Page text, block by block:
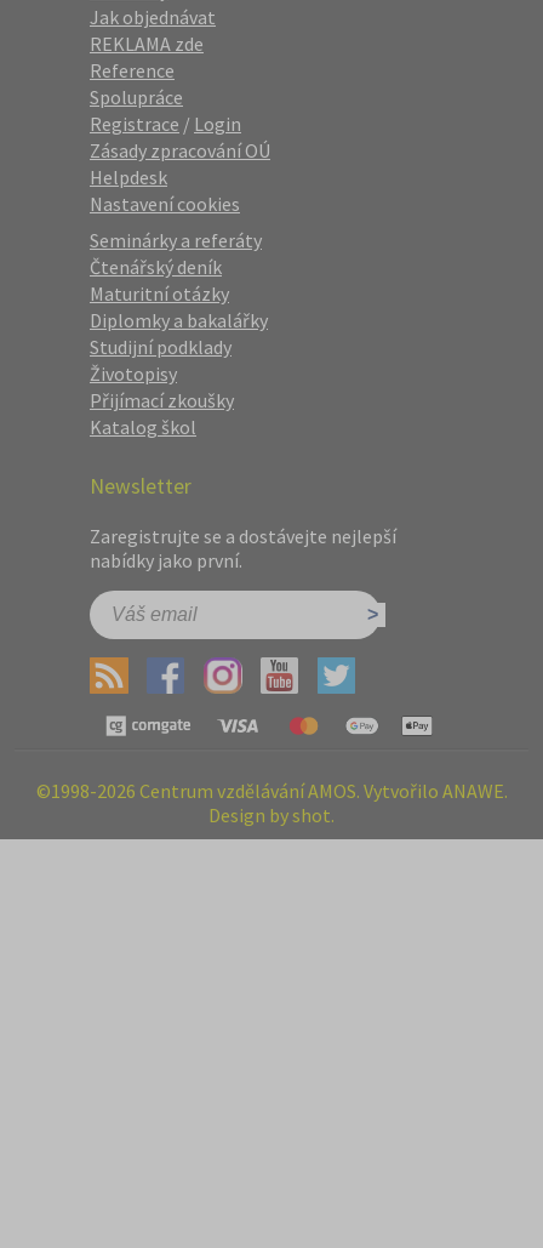
Jak objednávat
REKLAMA zde
Reference
Spolupráce
Registrace / Login
Zásady zpracování OÚ
Helpdesk
Nastavení cookies
Seminárky a referáty
Čtenářský deník
Maturitní otázky
Diplomky a bakalářky
Studijní podklady
Životopisy
Přijímací zkoušky
Katalog škol
Newsletter
Zaregistrujte se a dostávejte nejlepší
nabídky jako první.
©1998-2026 Centrum vzdělávání AMOS. Vytvořilo ANAWE.
Design by shot.